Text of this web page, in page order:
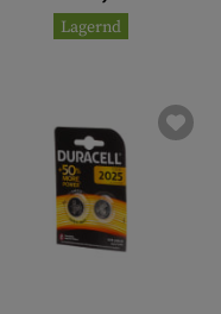
Lagernd